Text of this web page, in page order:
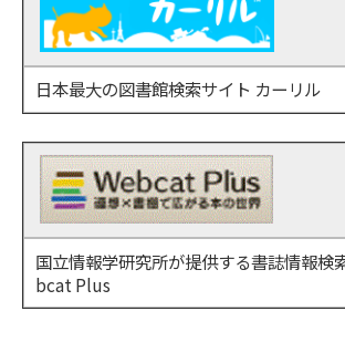
日本最大の図書館検索サイト カーリル
国立情報学研究所が提供する書誌情報検
bcat Plus